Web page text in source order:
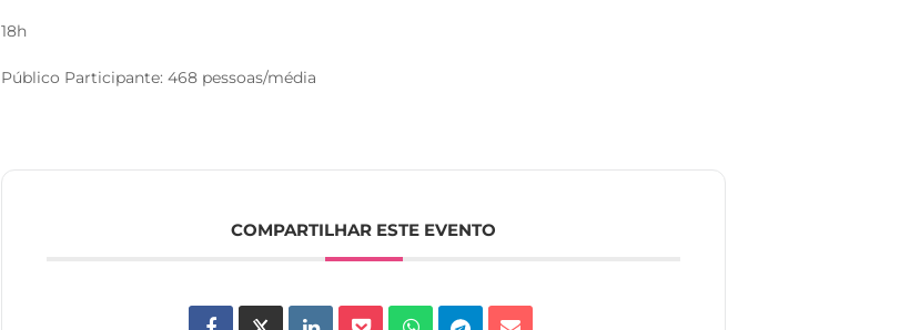
18h
Público Participante: 468 pessoas/média
COMPARTILHAR ESTE EVENTO